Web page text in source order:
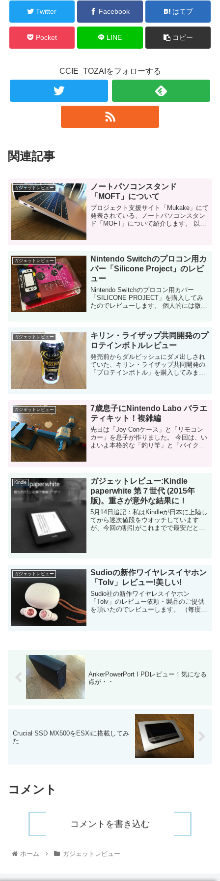
Twitter Facebook はてブ
Pocket LINE コピー
CCIE_TOZAIをフォローする
関連記事
ガジェットレビュー
ノートパソコンスタンド
「MOFT」について
プロジェクト支援サイト「Mukake」にて
発表されている、ノートパソコンスタン
ド「MOFT」について紹介します。 以前
ガジェットレビュー
Nintendo Switchのプロコン用カ
バー「Silicone Project」のレビ
ュー
Nintendo Switchのプロコン用カバー
「SILICONE PROJECT」を購入してみ
たのでレビューします。 個人的には微妙
ガジェットレビュー
キリン・ライザップ共同開発のプ
ロテインボトルレビュー
発売前からダルビッシュにダメ出しされ
ていた、キリン・ライザップ共同開発の
「プロテインボトル」を購入してみまし
方がマシです。 ...
ガジェットレビュー
7歳息子にNintendo Labo バラエ
ティキット！複雑編
先日は「Joy-Conケース」と「リモコン
カー」を息子が作りました。 今回は、い
よいよ本格的な「釣り竿」と「バイク」
Kindle
ガジェットレビュー:Kindle
paperwhite 第７世代 (2015年
版)。重さが意外な結果に！
5月14日追記：私はKindleが日本に上陸し
てから逐次値段をウオッチしています
が、今回の割引がこれまでで最安だと思
ガジェットレビュー
Sudioの新作ワイヤレスイヤホン
「Tolv」レビュー!美しい!
Sudio社の新作ワイヤレスイヤホン
「Tolv」のレビュー依頼・製品のご提供
を頂いたのでレビューします。 （毎度の
AnkerPowerPort I PDレビュー！気になる
点が・・
Crucial SSD MX500をESXiに搭載してみ
た
コメント
コメントを書き込む
ホーム ガジェットレビュー